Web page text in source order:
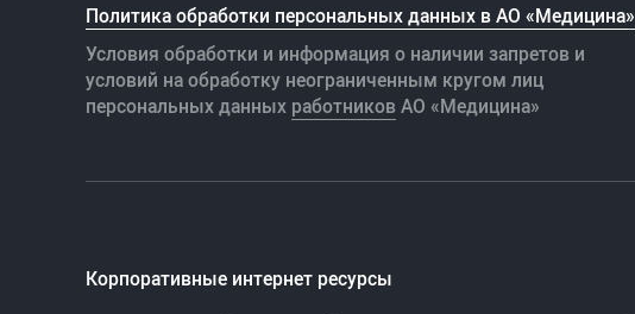
Политика обработки персональных данных в АО «Медицина»
Условия обработки и информация о наличии запретов и
условий на обработку неограниченным кругом лиц
персональных данных работниковАО «Медицина»
Корпоративные интернет ресурсы